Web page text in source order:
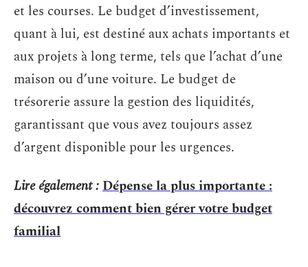
et les courses. Le budget d’investissement,
quant à lui, est destiné aux achats importants et
aux projets à long terme, tels que l’achat d’une
maison ou d’une voiture. Le budget de
trésorerie assure la gestion des liquidités,
garantissant que vous avez toujours assez
d’argent disponible pour les urgences.
Lire également :Dépense la plus importante :
découvrez comment bien gérer votre budget
familial